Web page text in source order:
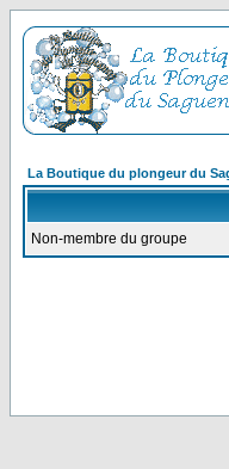
La Boutique du plongeur du
Non-membre du groupe